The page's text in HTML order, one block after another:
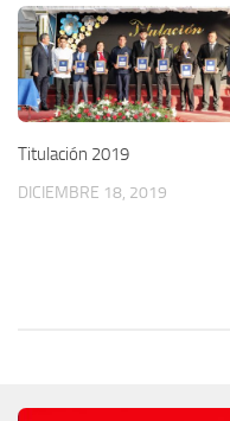
Titulación 2019
DICIEMBRE 18, 2019